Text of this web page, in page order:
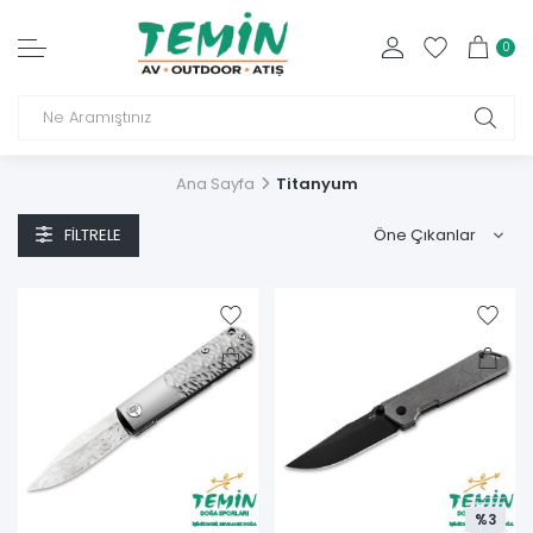
0
Ana Sayfa Titanyum
FILTRELE
%3